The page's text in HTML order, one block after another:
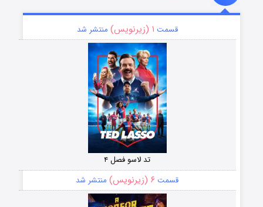
قسمت ۱ (زیرنویس) منتشر شد
تد لاسو فصل ۴
قسمت ۶ (زیرنویس) منتشر شد